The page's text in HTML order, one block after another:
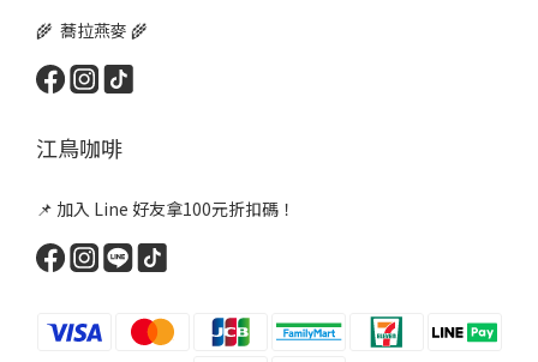
🌾 蕎拉燕麥 🌾
江鳥咖啡
📌 加入 Line 好友拿100元折扣碼！